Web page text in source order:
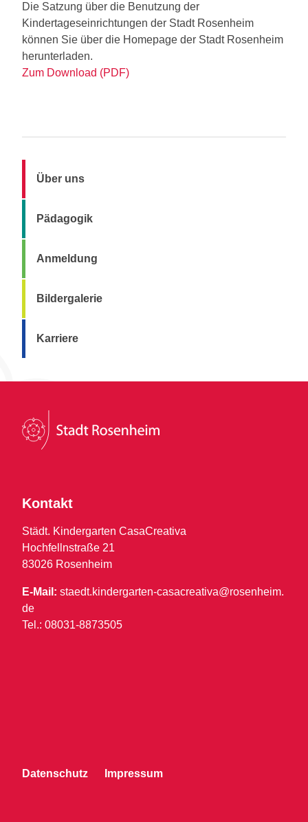
Die Satzung über die Benutzung der
Kindertageseinrichtungen der Stadt Rosenheim
können Sie über die Homepage der Stadt Rosenheim
herunterladen.
Zum Download (PDF)
Über uns
Pädagogik
Anmeldung
Bildergalerie
Karriere
Kontakt
Städt. Kindergarten CasaCreativa
Hochfellnstraße 21
83026 Rosenheim
E-Mail: staedt.kindergarten-casacreativa@rosenheim.
de
Tel.: 08031-8873505
Datenschutz Impressum